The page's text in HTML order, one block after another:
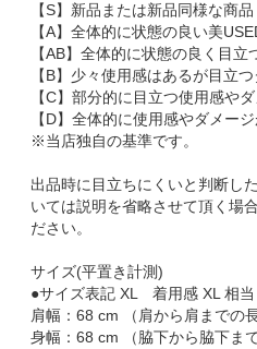
【S】新品または新品同様な商品
【A】全体的に状態の良い美
【AB】全体的に状態の良く目
【B】少々使用感はあるが目立
【C】部分的に目立つ使用感や
【D】全体的に使用感やダメー
※当店独自の基準です。
出品時に目立ちにくいと判断し
いては説明を省略させて頂く場
ださい。
サイズ(平置き計測)
●サイズ表記 XL 着用感 XL 相当
肩幅：68 cm （肩から肩までの長
身幅：68 cm （脇下から脇下ま